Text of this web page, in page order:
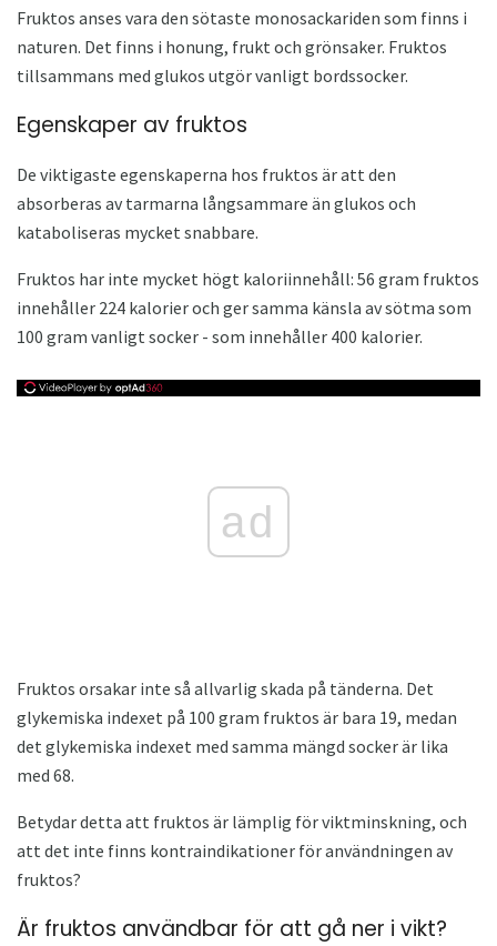
Fruktos anses vara den sötaste monosackariden som finns i
naturen. Det finns i honung, frukt och grönsaker. Fruktos
tillsammans med glukos utgör vanligt bordssocker.
Egenskaper av fruktos
De viktigaste egenskaperna hos fruktos är att den
absorberas av tarmarna långsammare än glukos och
kataboliseras mycket snabbare.
Fruktos har inte mycket högt kaloriinnehåll: 56 gram fruktos
innehåller 224 kalorier och ger samma känsla av sötma som
100 gram vanligt socker - som innehåller 400 kalorier.
ad
Fruktos orsakar inte så allvarlig skada på tänderna. Det
glykemiska indexet på 100 gram fruktos är bara 19, medan
det glykemiska indexet med samma mängd socker är lika
med 68.
Betydar detta att fruktos är lämplig för viktminskning, och
att det inte finns kontraindikationer för användningen av
fruktos?
Är fruktos användbar för att gå ner i vikt?